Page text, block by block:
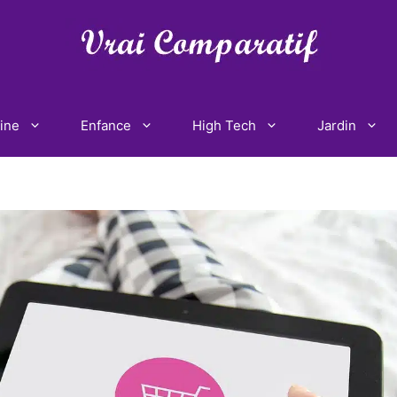
Enfance High Tech Jardin